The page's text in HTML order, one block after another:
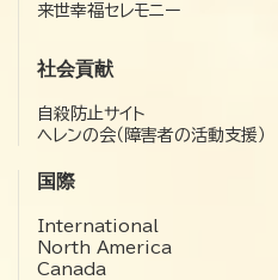
来世幸福セレモニー
社会貢献
自殺防止サイト
ヘレンの会（障害者の活動支援）
国際
International
North America
Canada